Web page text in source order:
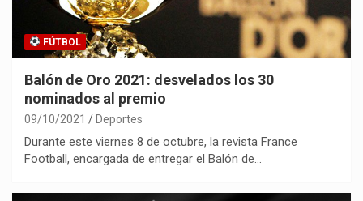
FÚTBOL
Balón de Oro 2021: desvelados los 30
nominados al premio
09/10/2021 Deportes
Durante este viernes 8 de octubre, la revista France
Football, encargada de entregar el Balón de…